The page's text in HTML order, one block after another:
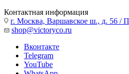
Контактная информация
г. Москва, Варшавское ш., д. 56 /
shop@victoryco.ru
Вконтакте
Telegram
YouTube